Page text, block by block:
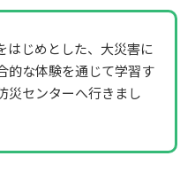
はじめとした、大災害に
的な体験を通じて学習す
災センターへ行きまし